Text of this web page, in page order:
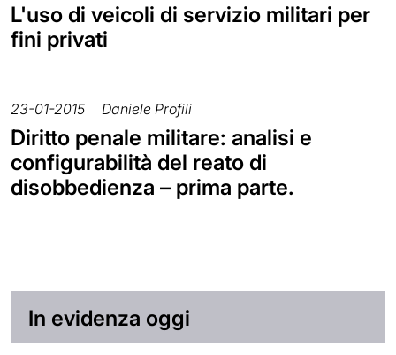
L'uso di veicoli di servizio militari per
fini privati
23-01-2015 Daniele Profili
Diritto penale militare: analisi e
configurabilità del reato di
disobbedienza – prima parte.
In evidenza oggi